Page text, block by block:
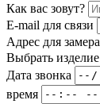
Как вас зовут?
E-mail для связи
Адрес для замера
Выбрать изделие
Дата звонка
время